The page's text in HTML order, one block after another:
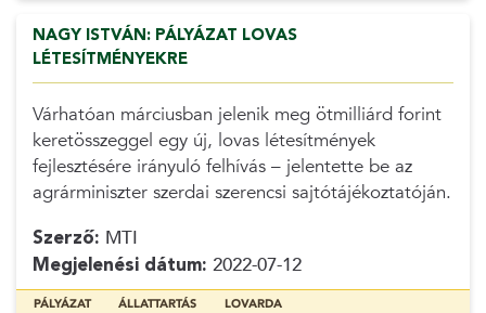
NAGY ISTVÁN: PÁLYÁZAT LOVAS
LÉTESÍTMÉNYEKRE
Várhatóan márciusban jelenik meg ötmilliárd forint
keretösszeggel egy új, lovas létesítmények
fejlesztésére irányuló felhívás – jelentette be az
agrárminiszter szerdai szerencsi sajtótájékoztatóján.
Szerző: MTI
Megjelenési dátum: 2022-07-12
PÁLYÁZAT ÁLLATTARTÁS LOVARDA